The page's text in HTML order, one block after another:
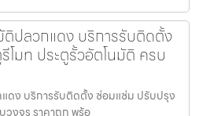
ปลวกแดง บริการรับติดตั้ง
มท ประตูรั้วอัตโนมัติ ครบ
ดง บริการรับติดตั้ง ซ่อมแซ่ม ปรับปรุง
วงจร ราคาถูก พร้อ